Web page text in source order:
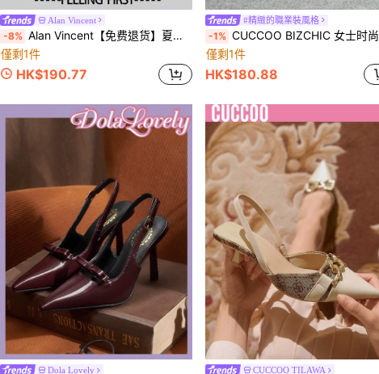
Alan Vincent
-8% Alan Vincent【免费退货】夏季新款镂空透气女鞋，女士徒步鞋，舒适轻便时尚魔术贴户外凉鞋
僅剩1件
HK$190.77
#精緻的職業裝風格
-1% CUCCOO BIZCHIC 女士时尚酒红色后系带经典低跟粗跟鞋，百搭日常、通勤、优雅办公场合，圣诞节春季必备鞋款
僅剩1件
HK$180.88
Dola Lovely CUCCOO TILAWA